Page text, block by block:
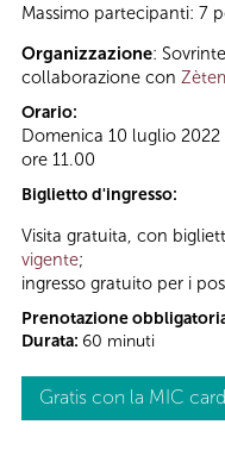
Massimo partecipanti: 7
Organizzazione:
collaborazione con
Orario:
Domenica 10 luglio 2022
ore 11.00
Biglietto d'ingresso:
Visita gratuita, con
vigente;
ingresso gratuito per i
Prenotazione
Durata: 60 minuti
Gratis con la MIC card